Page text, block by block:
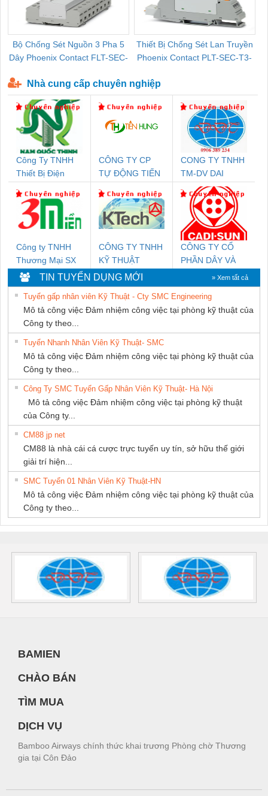
Bộ Chống Sét Nguồn 3 Pha 5
Dây Phoenix Contact FLT-SEC-
Thiết Bị Chống Sét Lan Truyền
Phoenix Contact PLT-SEC-T3-
Nhà cung cấp chuyên nghiệp
Công Ty TNHH
Thiết Bị Điện
CÔNG TY CP
TỰ ĐỘNG TIẾN
CONG TY TNHH
TM-DV DAI
DONG THANH
Công ty TNHH
Thương Mại SX
Ba Miền
CÔNG TY TNHH
KỸ THUẬT
KTECH VIỆT
NAM
CÔNG TY CỔ
PHẦN DÂY VÀ
CÁP ĐIỆN
THƯỢNG ĐÌNH
TIN TUYỂN DỤNG MỚI » Xem tất cả
Tuyển gấp nhân viên Kỹ Thuật - Cty SMC Engineering
Mô tả công việc Đảm nhiệm công việc tại phòng kỹ thuật của
Công ty theo...
Tuyển Nhanh Nhân Viên Kỹ Thuật- SMC
Mô tả công việc Đảm nhiệm công việc tại phòng kỹ thuật của
Công ty theo...
Công Ty SMC Tuyển Gấp Nhân Viên Kỹ Thuật- Hà Nội
Mô tả công việc Đảm nhiệm công việc tại phòng kỹ thuật
của Công ty...
CM88 jp net
CM88 là nhà cái cá cược trực tuyến uy tín, sở hữu thế giới
giải trí hiện...
SMC Tuyển 01 Nhân Viên Kỹ Thuật-HN
Mô tả công việc Đảm nhiệm công việc tại phòng kỹ thuật của
Công ty theo...
BAMIEN
CHÀO BÁN
TÌM MUA
DỊCH VỤ
Bamboo Airways chính thức khai trương Phòng chờ Thương
gia tại Côn Đảo